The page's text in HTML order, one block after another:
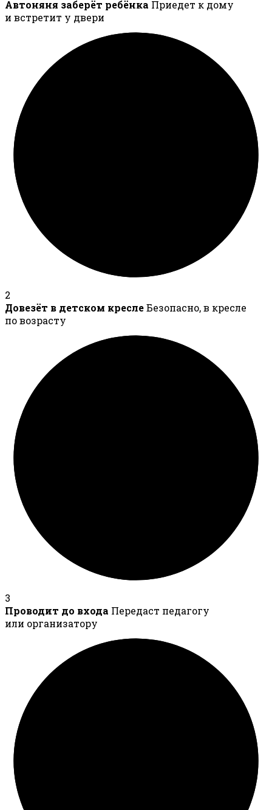
Автоняня заберёт ребёнка Приедет к дому
и встретит у двери
2
Довезёт в детском креслеБезопасно, в кресле
по возрасту
3
Проводит до входа Передаст педагогу
или организатору